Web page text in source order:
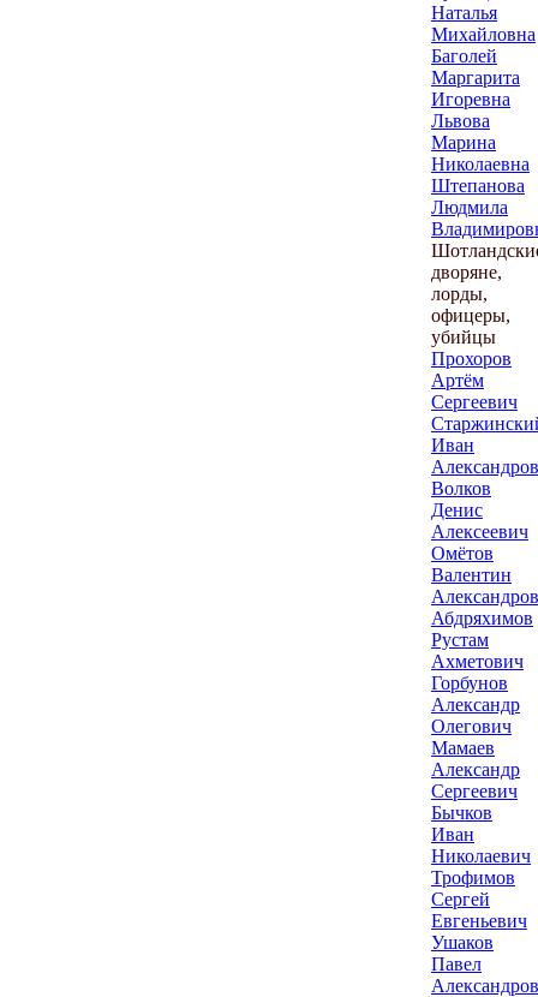
Наталья
Михайловна
Баголей
Маргарита
Игоревна
Львова
Марина
Николаевна
Штепанова
Людмила
дворяне,
лорды,
офицеры,
убийцы
Прохоров
Артём
Сергеевич
Иван
Волков
Денис
Алексеевич
Омётов
Валентин
Абдряхимов
Рустам
Ахметович
Горбунов
Александр
Олегович
Мамаев
Александр
Сергеевич
Бычков
Иван
Николаевич
Трофимов
Сергей
Евгеньевич
Ушаков
Павел